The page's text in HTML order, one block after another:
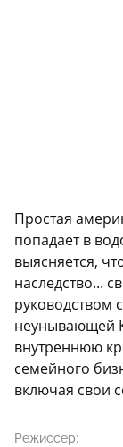
Простая
попадает в
выясняется,
наследство...
руководством
неунывающей
внутреннюю
семейного
включая свои
Режиссер: